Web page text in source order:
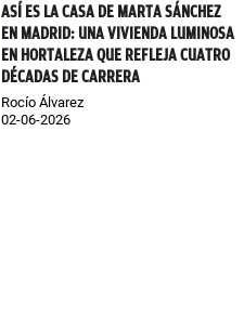
ASÍ ES LA CASA DE MARTA SÁNCHEZ
EN MADRID: UNA VIVIENDA LUMINOSA
EN HORTALEZA QUE REFLEJA CUATRO
DÉCADAS DE CARRERA
Rocío Álvarez
02-06-2026